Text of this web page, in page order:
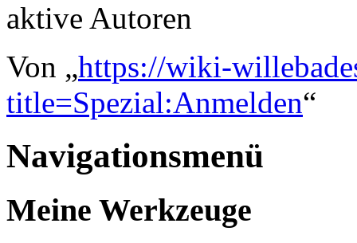
aktive Autoren
Von „https://wiki-
title=Spezial:Anmelden“
Navigationsmenü
Meine Werkzeuge